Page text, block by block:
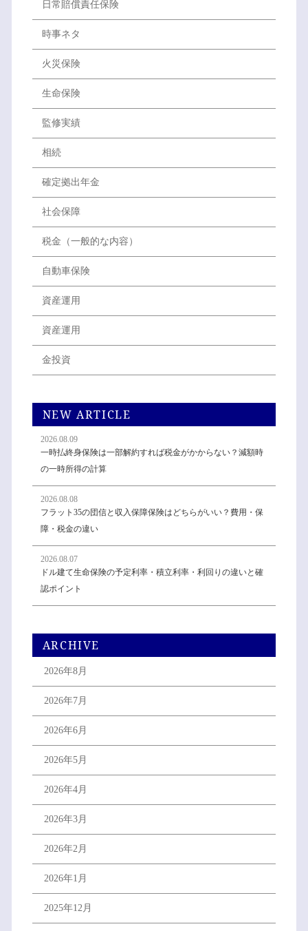
日常賠償責任保険
時事ネタ
火災保険
生命保険
監修実績
相続
確定拠出年金
社会保障
税金（一般的な内容）
自動車保険
資産運用
資産運用
金投資
NEW ARTICLE
2026.08.09
一時払終身保険は一部解約すれば税金がかからない？減額時
の一時所得の計算
2026.08.08
フラット35の団信と収入保障保険はどちらがいい？費用・保
障・税金の違い
2026.08.07
ドル建て生命保険の予定利率・積立利率・利回りの違いと確
認ポイント
ARCHIVE
2026年8月
2026年7月
2026年6月
2026年5月
2026年4月
2026年3月
2026年2月
2026年1月
2025年12月